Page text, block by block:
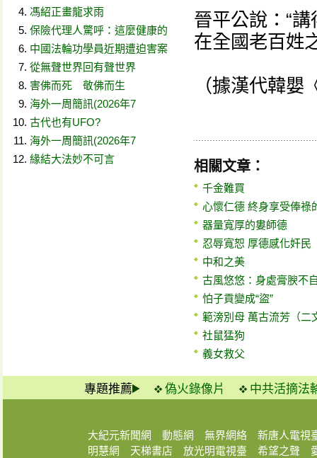
馮紹正畫龍求雨
保險代理人驚呼：這麼健康的
中國法輪功學員近期遭迫害案
從無聲世界回有聲世界
害佛而死 敬佛而生
海外一周簡訊(2026年7
古代也有UFO?
海外一周簡訊(2026年7
緣結大法妙不可言
晉平公說：“
在全國老百姓
（據漢代韓嬰
相關文章：
千金難買
心懷仁德 終身享受俸祿
器量寬厚的婁師德
忍辱寬恕 厚德感化奸民
中和之美
古風悠悠：身處膏腴不
怕子貢變成“盜”
範滂別母 萬古流芳（二
社鼠猛狗
義女救父
專題推薦 偽火錄像片 中共活摘法
大紀元新聞網 動態網 無界網絡
新唐人電視
明慧網
天梯書店 放光明電視臺 希望之聲